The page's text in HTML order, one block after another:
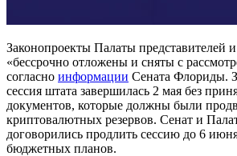
Законопроекты Палаты представителей
«бессрочно отложены и сняты с
согласно информации Сената Флориды.
сессия штата завершилась 2 мая без
документов, которые должны были
криптовалютных резервов. Сенат и
договорились продлить сессию до 6
бюджетных планов.